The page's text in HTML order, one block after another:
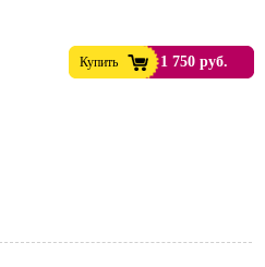
Купить 1 750 руб.